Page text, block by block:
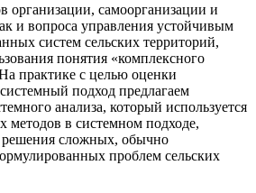
организации, самоорганизации и
и вопроса управления устойчивым
систем сельских территорий,
понятия «комплексного
практике с целью оценки
подход предлагаем
анализа, который используется
методов в системном подходе,
решения сложных, обычно
проблем сельских